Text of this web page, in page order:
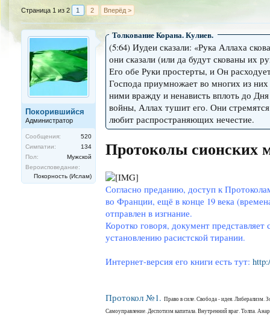
Страница 1 из 2 1 2 Вперёд >
Покорившийся
Администратор
Сообщения:
520
Симпатии:
134
Пол:
Мужской
Вероисповедание:
Покорность (Ислам)
Толкование Корана. Кулиев.
(5:64) Иудеи сказали: «Рука Аллаха
они сказали (или да будут скованы их
Его обе Руки простерты, и Он
Господа приумножает во многих из
ними вражду и ненависть вплоть до
войны, Аллах тушит его. Они
любит распространяющих нечестие.
Протоколы сионских
Согласно преданию, доступ к
во Франции, ещё в конце 19 века
отправлен в изгнание.
Коротко говоря, документ
установлению расистской тирании.
Интернет-версия его книги есть тут:
Протокол №1. Право в силе. Свобода - идея. Либерализм.
Самоуправление. Деспотизм капитала. Внутренний враг. Толпа.